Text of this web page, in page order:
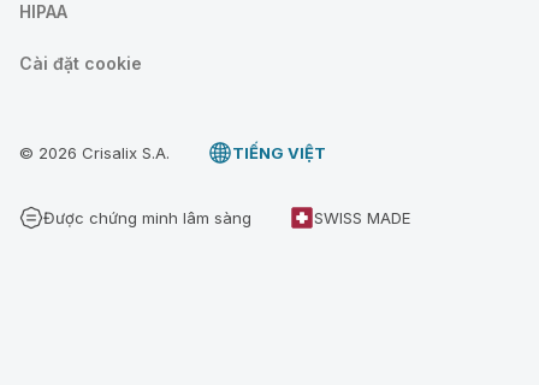
HIPAA
Cài đặt cookie
© 2026 Crisalix S.A. TIẾNG VIỆT
Được chứng minh lâm sàng SWISS MADE